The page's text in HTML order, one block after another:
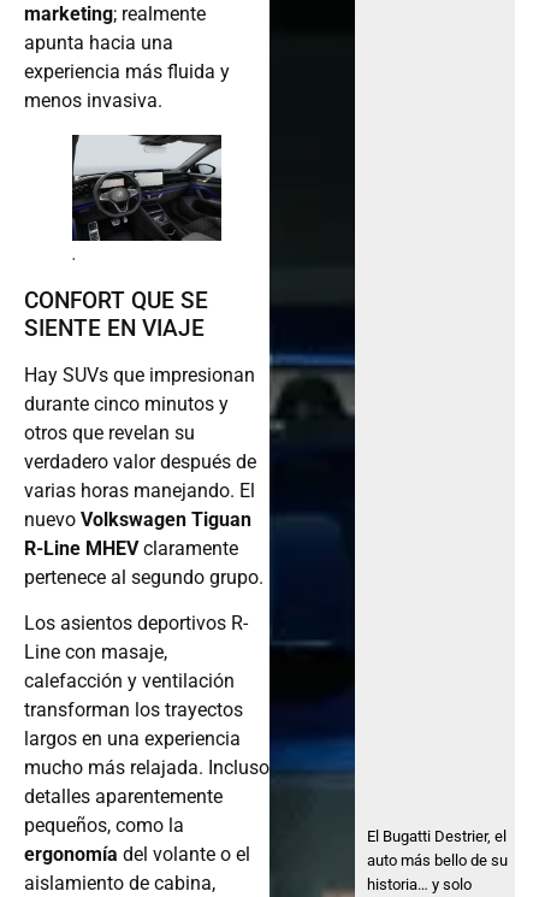
marketing; realmente
apunta hacia una
experiencia más fluida y
menos invasiva.
.
CONFORT QUE SE
SIENTE EN VIAJE
Hay SUVs que impresionan
durante cinco minutos y
otros que revelan su
verdadero valor después de
varias horas manejando. El
nuevo Volkswagen Tiguan
R-Line MHEVclaramente
pertenece al segundo grupo.
Los asientos deportivos R-
Line con masaje,
calefacción y ventilación
transforman los trayectos
largos en una experiencia
mucho más relajada. Incluso
detalles aparentemente
pequeños, como la
ergonomía del volante o el
aislamiento de cabina,
El Bugatti Destrier, el
auto más bello de su
historia… y solo